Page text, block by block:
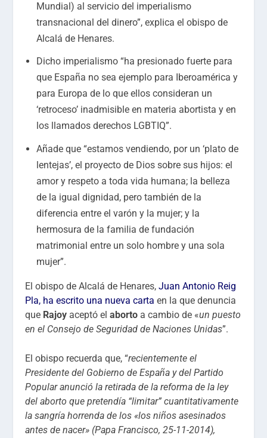
Mundial) al servicio del imperialismo
transnacional del dinero”, explica el obispo de
Alcalá de Henares.
Dicho imperialismo “ha presionado fuerte para
que España no sea ejemplo para Iberoamérica y
para Europa de lo que ellos consideran un
‘retroceso’ inadmisible en materia abortista y en
los llamados derechos LGBTIQ”.
Añade que “estamos vendiendo, por un ‘plato de
lentejas’, el proyecto de Dios sobre sus hijos: el
amor y respeto a toda vida humana; la belleza
de la igual dignidad, pero también de la
diferencia entre el varón y la mujer; y la
hermosura de la familia de fundación
matrimonial entre un solo hombre y una sola
mujer”.
El obispo de Alcalá de Henares,Juan Antonio Reig
Pla, ha escrito una nueva carta en la que denuncia
que Rajoy aceptó elaborto a cambio de «un puesto
en el Consejo de Seguridad de Naciones Unidas”.
El obispo recuerda que, “recientemente el
Presidente del Gobierno de España y del Partido
Popular anunció la retirada de la reforma de la ley
del aborto que pretendía “limitar” cuantitativamente
la sangría horrenda de los «los niños asesinados
antes de nacer» (Papa Francisco, 25-11-2014),